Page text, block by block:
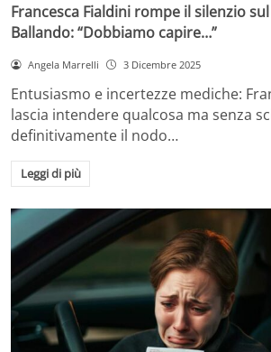
Francesca Fialdini rompe il silenzio
Ballando: “Dobbiamo capire…”
Angela Marrelli 3 Dicembre 2025
Entusiasmo e incertezze mediche:
lascia intendere qualcosa ma senza
definitivamente il nodo…
Leggi di più